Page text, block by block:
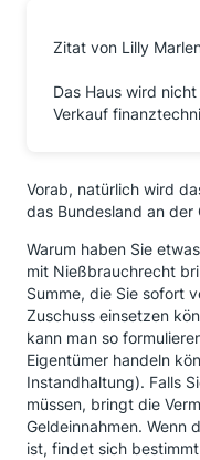
Zitat von Lilly
Das Haus wird
Verkauf
Vorab, natürlich wird
das Bundesland an der
Warum haben Sie
mit Nießbrauchrecht
Summe, die Sie sofort
Zuschuss einsetzen
kann man so
Eigentümer handeln
Instandhaltung). Falls
müssen, bringt die
Geldeinnahmen. Wenn
ist, findet sich